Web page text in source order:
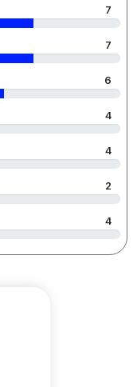
7
7
6
4
4
2
4